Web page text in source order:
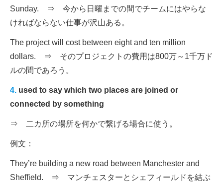
Sunday. ⇒ 今から日曜までの間でチームにはやらな
ければならない仕事が沢山ある。
The project will cost between eight and ten million
dollars. ⇒ そのプロジェクトの費用は800万～1千万ド
ルの間であろう。
4. used to say which two places are joined or
connected by something
⇒ 二カ所の場所を何かで繋げる場合に使う。
例文：
They’re building a new road between Manchester and
Sheffield. ⇒ マンチェスターとシェフィールドを結ぶ